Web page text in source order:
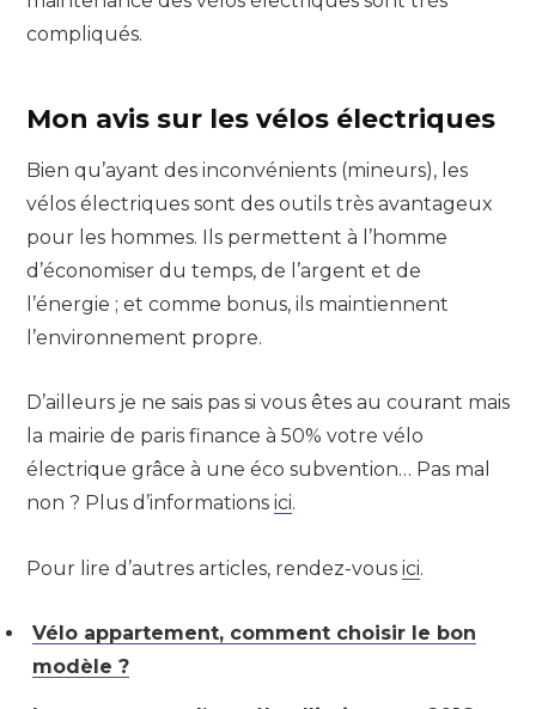
compliqués.
Mon avis sur les vélos électriques
Bien qu’ayant des inconvénients (mineurs), les
vélos électriques sont des outils très avantageux
pour les hommes. Ils permettent à l’homme
d’économiser du temps, de l’argent et de
l’énergie ; et comme bonus, ils maintiennent
l’environnement propre.
D’ailleurs je ne sais pas si vous êtes au courant mais
la mairie de paris finance à 50% votre vélo
électrique grâce à une éco subvention… Pas mal
non ? Plus d’informations ici.
Pour lire d’autres articles, rendez-vous ici.
Vélo appartement, comment choisir le bon
modèle ?